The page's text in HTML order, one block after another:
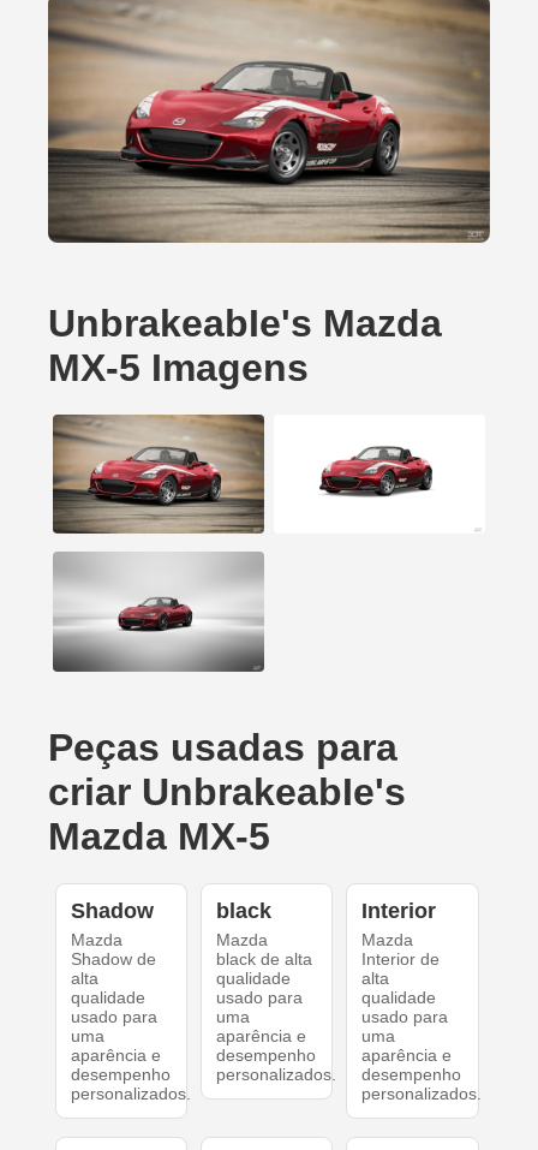
UnbrakeabIe's Mazda
MX-5 Imagens
Peças usadas para
criar UnbrakeabIe's
Mazda MX-5
Shadow
Mazda
Shadow de
alta
qualidade
usado para
uma
aparência e
desempenho
personalizados.
black
Mazda
black de alta
qualidade
usado para
uma
aparência e
desempenho
personalizados.
Interior
Mazda
Interior de
alta
qualidade
usado para
uma
aparência e
desempenho
personalizados.